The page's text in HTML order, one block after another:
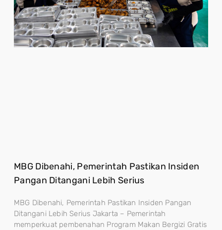
MBG Dibenahi, Pemerintah Pastikan Insiden
Pangan Ditangani Lebih Serius
MBG Dibenahi, Pemerintah Pastikan Insiden Pangan
Ditangani Lebih Serius Jakarta – Pemerintah
memperkuat pembenahan Program Makan Bergizi Gratis